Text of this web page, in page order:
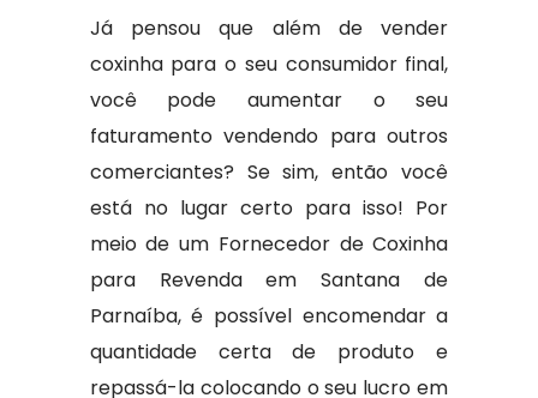
Já pensou que além de vender
coxinha para o seu consumidor final,
você pode aumentar o seu
faturamento vendendo para outros
comerciantes? Se sim, então você
está no lugar certo para isso! Por
meio de um Fornecedor de Coxinha
para Revenda em Santana de
Parnaíba, é possível encomendar a
quantidade certa de produto e
repassá-la colocando o seu lucro em